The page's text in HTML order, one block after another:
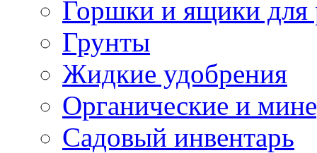
Горшки и ящики для
Грунты
Жидкие удобрения
Органические и
Садовый инвентарь